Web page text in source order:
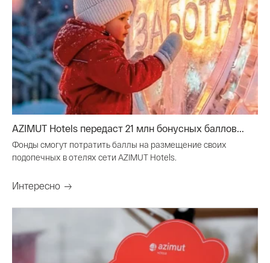
AZIMUT Hotels передаст 21 млн бонусных баллов...
Фонды смогут потратить баллы на размещение своих
подопечных в отелях сети AZIMUT Hotels.
Интересно